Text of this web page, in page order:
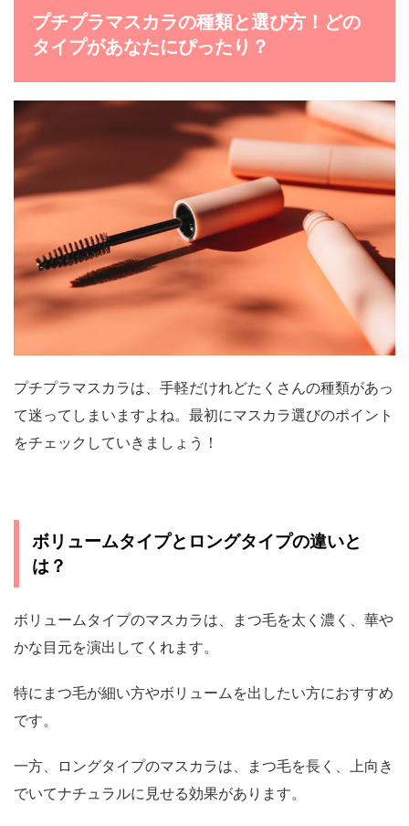
プチプラマスカラの種類と選び方！どの
タイプがあなたにぴったり？
プチプラマスカラは、手軽だけれどたくさんの種類があっ
て迷ってしまいますよね。最初にマスカラ選びのポイント
をチェックしていきましょう！
ボリュームタイプとロングタイプの違いと
は？
ボリュームタイプのマスカラは、まつ毛を太く濃く、華や
かな目元を演出してくれます。
特にまつ毛が細い方やボリュームを出したい方におすすめ
です。
一方、ロングタイプのマスカラは、まつ毛を長く、上向き
でいてナチュラルに見せる効果があります。